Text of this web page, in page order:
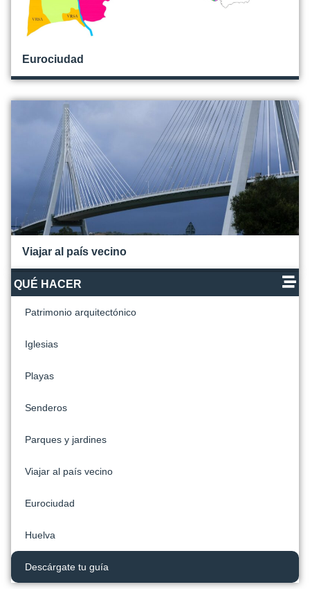
Eurociudad
Viajar al país vecino
QUÉ HACER
Patrimonio arquitectónico
Iglesias
Playas
Senderos
Parques y jardines
Viajar al país vecino
Eurociudad
Huelva
Descárgate tu guía